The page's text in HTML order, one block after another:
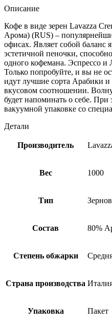
Описание
Кофе в виде зерен Lavazza
Арома) (RUS) –
офисах. Являет собой баланс
эстетичной пеночки,
одного кофемана. Эспрессо и
Только попробуйте, и вы не
идут лучшие сорта Арабики и
вкусовом соотношении.
будет напоминать о себе. При
вакуумной упаковке со
Детали
Производитель
Вес 1000
Тип
Состав 80%
Степень обжарки
Страна производства
Упаковка Пакет